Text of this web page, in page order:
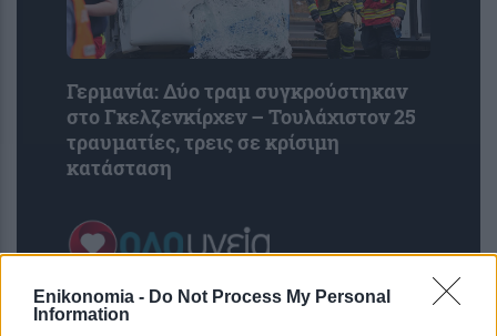
Enikonomia - Do Not Process My Personal
Information
Γερμανία: Δύο τραμ συγκρούστηκαν
στο Γκελζενκίρχεν – Τουλάχιστον 25
τραυματίες, τρεις σε κρίσιμη
κατάσταση